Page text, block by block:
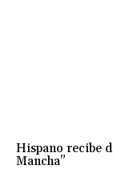
Hispano recibe
Mancha”